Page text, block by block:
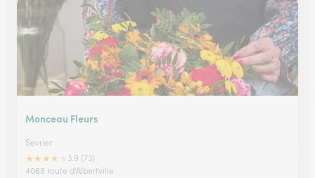
Monceau Fleurs
Sevrier
★★★★
3.9 (73)
4068 route d'Albertville